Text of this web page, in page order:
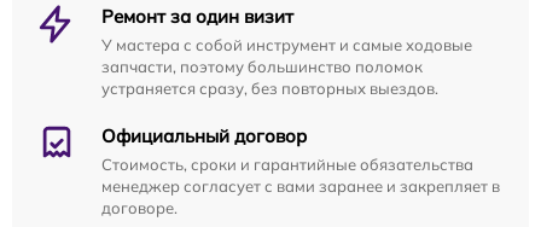
Ремонт за один визит
У мастера с собой инструмент и самые ходовые
запчасти, поэтому большинство поломок
устраняется сразу, без повторных выездов.
Официальный договор
Стоимость, сроки и гарантийные обязательства
менеджер согласует с вами заранее и закрепляет в
договоре.